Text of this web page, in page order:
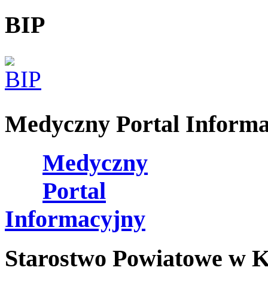
BIP
Medyczny Portal
Medyczny
Portal
Informacyjny
Starostwo Powiatowe w